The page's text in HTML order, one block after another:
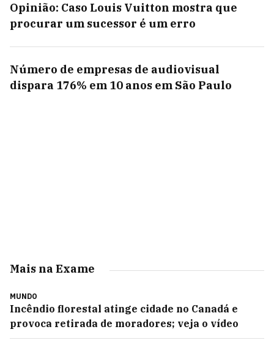
Opinião: Caso Louis Vuitton mostra que
procurar um sucessor é um erro
Número de empresas de audiovisual
dispara 176% em 10 anos em São Paulo
Mais na Exame
MUNDO
Incêndio florestal atinge cidade no Canadá e
provoca retirada de moradores; veja o vídeo